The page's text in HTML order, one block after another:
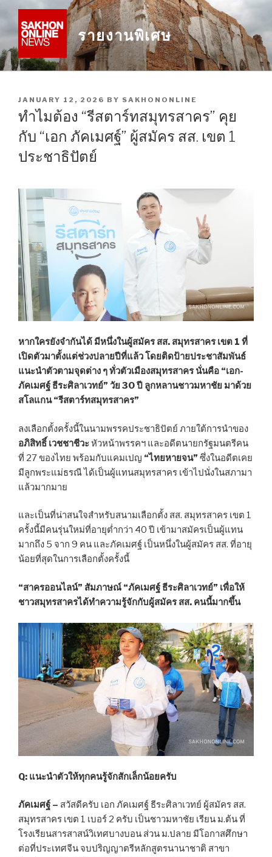
content
รายงานพิเศษ
POSTED
ON
JANUARY 12, 2026 BY SAKHONONLINE
ทำไมต้อง “รีสตาร์ทสมุทรสาคร” คุย
กับ “เอก ภัคเมศฐ์” ผู้สมัคร สส. เขต 1
ประชาธิปัตย์
หากใครยังจำกันได้ มีหนึ่งในผู้สมัคร สส. สมุทรสาคร เขต 1 ที่
เปิดตัวมาตั้งแต่ช่วงปลายปีที่แล้ว โดยติดป้ายประชาสัมพันธ์
แนะนำตัวตามจุดต่าง ๆ ทั่วตัวเมืองสมุทรสาคร นั่นคือ “เอก-
ภัคเมศฐ์ ธีระศิลาเวทย์” วัย 30 ปี ลูกหลานชาวมหาชัย มาด้วย
สโลแกน “รีสตาร์ทสมุทรสาคร”
ลงเลือกตั้งครั้งนี้ในนามพรรคประชาธิปัตย์ ภายใต้การนำของ
อภิสิทธิ์ เวชชาชีวะหัวหน้าพรรคฯ และอดีตนายกรัฐมนตรีคน
ที่ 27 ของไทย พร้อมกับแคมเปญ “ไทยหายจน” ซึ่งในอดีตเคย
มีลูกพระแม่ธรณี ได้เป็นผู้แทนสมุทรสาคร เข้าไปนั่งในสภามา
แล้วมากมาย
และเป็นที่น่าสนใจสำหรับสนามเลือกตั้ง สส. สมุทรสาคร เขต 1
ครั้งนี้มีคนรุ่นใหม่ที่อายุต่ำกว่า 40 ปี เข้ามาสมัครเป็นผู้แทน
มากถึง 5 จาก 9 คน และภัคเมศฐ์ เป็นหนึ่งในผู้สมัคร สส. ที่อายุ
น้อยที่สุดในการเลือกตั้งครั้งนี้
“สาครออนไลน์” สัมภาษณ์ “ภัคเมศฐ์ ธีระศิลาเวทย์” เพื่อให้
ชาวสมุทรสาครได้ทำความรู้จักกับผู้สมัคร สส. คนนี้มากขึ้น
Q: แนะนำตัวให้ทุกคนรู้จักสักเล็กน้อยครับ
ภัคเมศฐ์ – สวัสดีครับ เอก ภัคเมศฐ์ ธีระศิลาเวทย์ ผู้สมัคร สส.
สมุทรสาคร เขต 1 เบอร์ 2 ครับ เป็นชาวมหาชัย เรียน ม.ต้น ที่
โรงเรียนสารสาสน์วิเทศบางบอน ส่วน ม.ปลาย มีโอกาสศึกษา
ต่อที่ประเทศจีน จบปริญญาตรีหลักสูตรนานาชาติ สาขา